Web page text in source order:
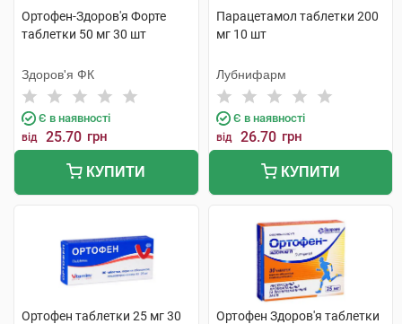
Ортофен-Здоров'я Форте
таблетки 50 мг 30 шт
Здоров'я ФК
Є в наявності
від 25.70 грн
КУПИТИ
Парацетамол таблетки 200
мг 10 шт
Лубнифарм
Є в наявності
від 26.70 грн
КУПИТИ
Ортофен таблетки 25 мг 30
Ортофен Здоров'я таблетки